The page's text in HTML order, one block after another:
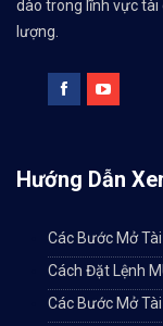
dào trong lĩnh vực
lượng.
Hướng Dẫn
Các Bước Mở
Cách Đặt Lệnh
Các Bước Mở